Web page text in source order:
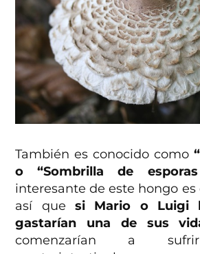
También es conocido como
o “Sombrilla de
interesante de este hongo es
así que si Mario o Luigi
gastarían una de sus
comenzarían a